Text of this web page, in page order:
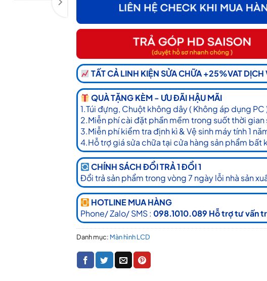
TẤT CẢ LINH KIỆN SỬA CHỮA +25%VAT DỊCH
QUÀ TẶNG KÈM - ƯU ĐÃI HẬU MÃI
1.Túi đựng, Chuột không dây ( Không áp dụng PC
2.Miễn phí cài đặt phần mềm trong suốt thời gian
3.Miễn phí kiểm tra định kì & Vệ sinh máy tính 1
4.Hỗ trợ giá sửa chữa tại cửa hàng sản phẩm bất
CHÍNH SÁCH ĐỔI TRẢ 1 ĐỔI 1
Đổi trả sản phẩm trong vòng 7 ngày lỗi nhà sản
HOTLINE MUA HÀNG
Phone/ Zalo/ SMS : 098.1010.089 Hỗ trợ tư vấn
Danh mục: Màn hình LCD